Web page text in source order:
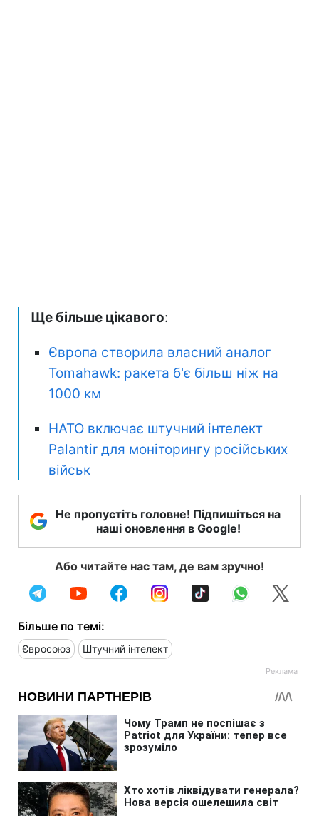
Ще більше цікавого:
Європа створила власний аналог
Tomahawk: ракета б'є більш ніж на
1000 км
НАТО включає штучний інтелект
Palantir для моніторингу російських
військ
Не пропустіть головне! Підпишіться на
наші оновлення в Google!
Або читайте нас там, де вам зручно!
Більше по темі:
Євросоюз Штучний інтелект